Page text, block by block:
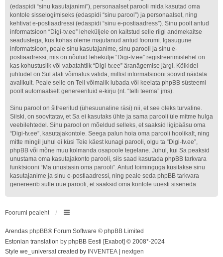
(edaspidi “sinu kasutajanimi”), personaalset parooli mida kasutad oma
kontole sisselogimiseks (edaspidi “sinu parool”) ja personaalset, ning
kehtivat e-postiaadressi (edaspidi “sinu e-postiaadress”). Sinu poolt antud
informatsioon “Digi-tv.ee” leheküljele on kaitstud selle riigi andmekaitse
seadustega, kus kohas oleme majutanud antud foorumi. Igasugune
informatsioon, peale sinu kasutajanime, sinu parooli ja sinu e-
postiaadressi, mis on nõutud lehekülje “Digi-tv.ee” registreerimislehel on
kas kohustuslik või vabatahtlik “Digi-tv.ee” äranägemise järgi. Kõikidel
juhtudel on Sul alati võimalus valida, millist informatsiooni soovid näidata
avalikult. Peale selle on Teil võimalik lubada või keelata phpBB süsteemi
poolt automaatselt genereerituid e-kirju (nt. “telli teema” jms).
Sinu parool on šifreeritud (ühesuunaline räsi) nii, et see oleks turvaline.
Siiski, on soovitatav, et Sa ei kasutaks ühte ja sama parooli üle mitme hulga
veebilehtedel. Sinu parool on mõeldud selleks, et saaksid ligipääsu oma
“Digi-tv.ee”, kasutajakontole. Seega palun hoia oma parooli hoolikalt, ning
mitte mingil juhul ei küsi Teie käest kunagi parooli, olgu ta “Digi-tv.ee”,
phpBB või mõne muu kolmanda osapoole tegelane. Juhul, kui Sa peaksid
unustama oma kasutajakonto parooli, siis saad kasutada phpBB tarkvara
funktsiooni “Ma unustasin oma parooli”. Antud toiminguga küsitakse sinu
kasutajanime ja sinu e-postiaadressi, ning peale seda phpBB tarkvara
genereerib sulle uue parooli, et saaksid oma kontole uuesti siseneda.
Foorumi pealeht
Arendas phpBB® Forum Software © phpBB Limited
Estonian translation by phpBB Eesti [Exabot] © 2008*-2024
Style we_universal created by INVENTEA
nextgen